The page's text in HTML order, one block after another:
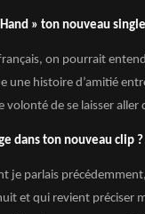
» ton nouveau
on pourrait
une histoire d’amitié
volonté de se laisser aller
dans ton nouveau clip ?
je parlais
et qui revient préciser